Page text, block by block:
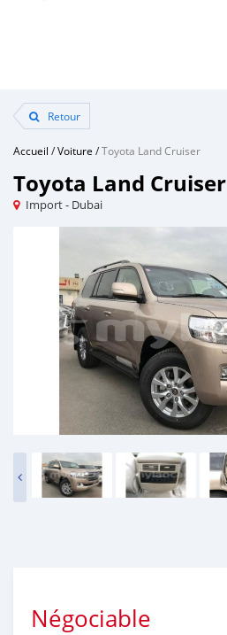
Retour
Accueil /Voiture /Toyota Land Cruiser
Toyota Land Cruiser
Import - Dubai
Négociable